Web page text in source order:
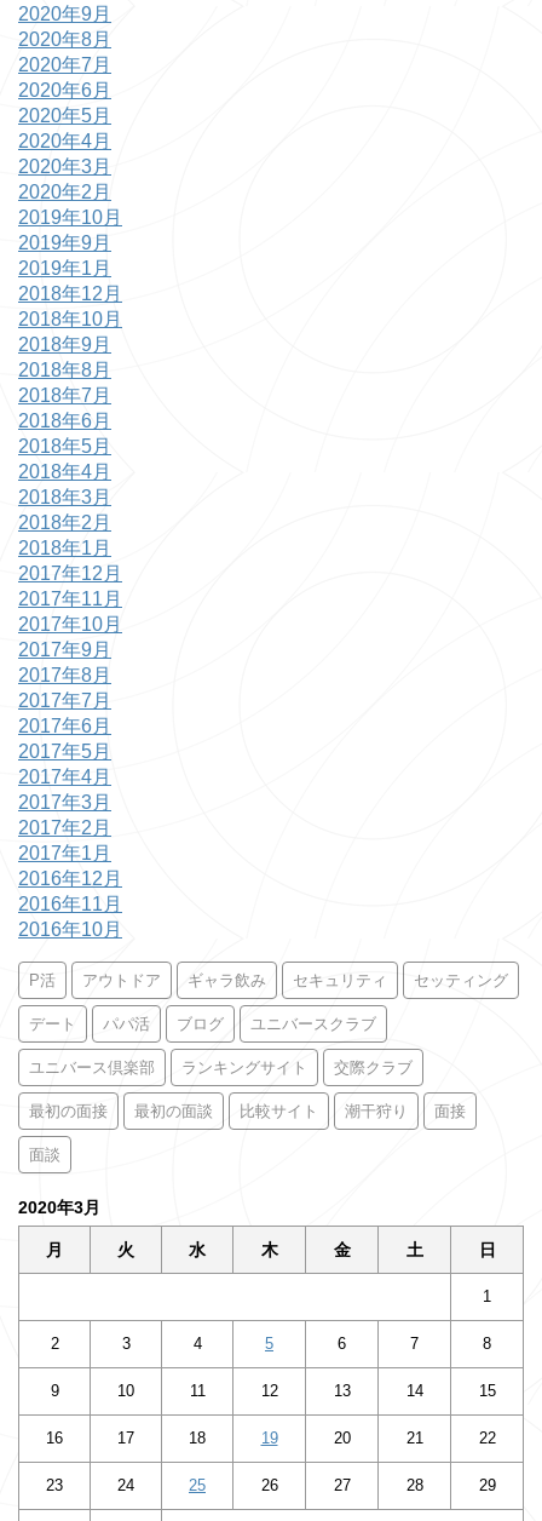
2020年9月
2020年8月
2020年7月
2020年6月
2020年5月
2020年4月
2020年3月
2020年2月
2019年10月
2019年9月
2019年1月
2018年12月
2018年10月
2018年9月
2018年8月
2018年7月
2018年6月
2018年5月
2018年4月
2018年3月
2018年2月
2018年1月
2017年12月
2017年11月
2017年10月
2017年9月
2017年8月
2017年7月
2017年6月
2017年5月
2017年4月
2017年3月
2017年2月
2017年1月
2016年12月
2016年11月
2016年10月
P活 アウトドア ギャラ飲み セキュリティ セッティング
デート パパ活 ブログ ユニバースクラブ
ユニバース倶楽部 ランキングサイト 交際クラブ
最初の面接 最初の面談 比較サイト 潮干狩り 面接
面談
2020年3月
月 火 水 木 金 土 日
1
2 3 4 5 6 7 8
9 10 11 12 13 14 15
16 17 18 19 20 21 22
23 24 25 26 27 28 29